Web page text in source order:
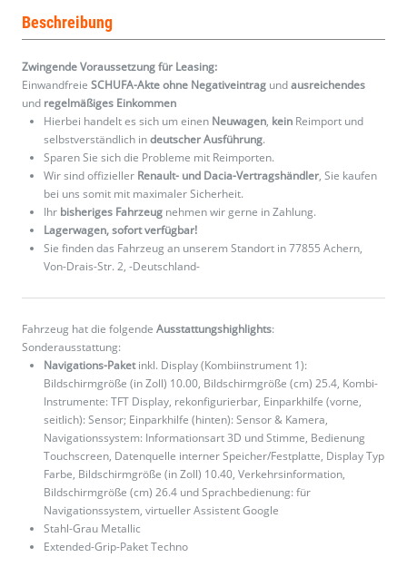
Beschreibung
Zwingende Voraussetzung für Leasing:
Einwandfreie SCHUFA-Akte ohne Negativeintrag undausreichendes
und regelmäßiges Einkommen
Hierbei handelt es sich um einen Neuwagen, kein Reimport und
selbstverständlich indeutscher Ausführung.
Sparen Sie sich die Probleme mit Reimporten.
Wir sind offizieller Renault- und Dacia-Vertragshändler, Sie kaufen
bei uns somit mit maximaler Sicherheit.
Ihr bisheriges Fahrzeug nehmen wir gerne in Zahlung.
Lagerwagen, sofort verfügbar!
Sie finden das Fahrzeug an unserem Standort in 77855 Achern,
Von-Drais-Str. 2, -Deutschland-
Fahrzeug hat die folgende Ausstattungshighlights:
Sonderausstattung:
Navigations-Paketinkl. Display (Kombiinstrument 1):
Bildschirmgröße (in Zoll) 10.00, Bildschirmgröße (cm) 25.4, Kombi-
Instrumente: TFT Display, rekonfigurierbar, Einparkhilfe (vorne,
seitlich): Sensor; Einparkhilfe (hinten): Sensor & Kamera,
Navigationssystem: Informationsart 3D und Stimme, Bedienung
Touchscreen, Datenquelle interner Speicher/Festplatte, Display Typ
Farbe, Bildschirmgröße (in Zoll) 10.40, Verkehrsinformation,
Bildschirmgröße (cm) 26.4 und Sprachbedienung: für
Navigationssystem, virtueller Assistent Google
Stahl-Grau Metallic
Extended-Grip-Paket Techno